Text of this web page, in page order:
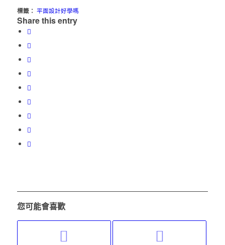
標籤： 平面設計好學嗎
Share this entry
您可能會喜歡